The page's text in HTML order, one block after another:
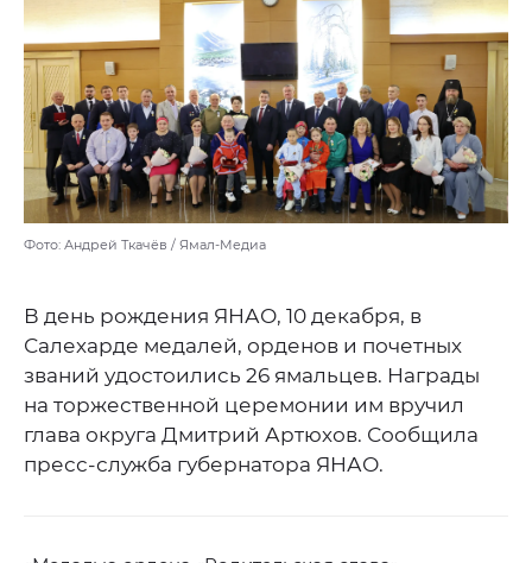
Фото: Андрей Ткачёв / Ямал-Медиа
В день рождения ЯНАО, 10 декабря, в
Салехарде медалей, орденов и почетных
званий удостоились 26 ямальцев. Награды
на торжественной церемонии им вручил
глава округа Дмитрий Артюхов. Сообщила
пресс-служба губернатора ЯНАО.